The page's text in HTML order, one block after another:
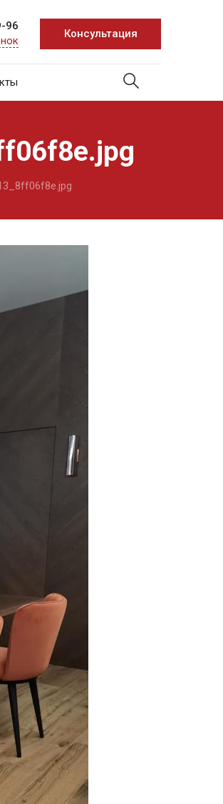
96
Консультация